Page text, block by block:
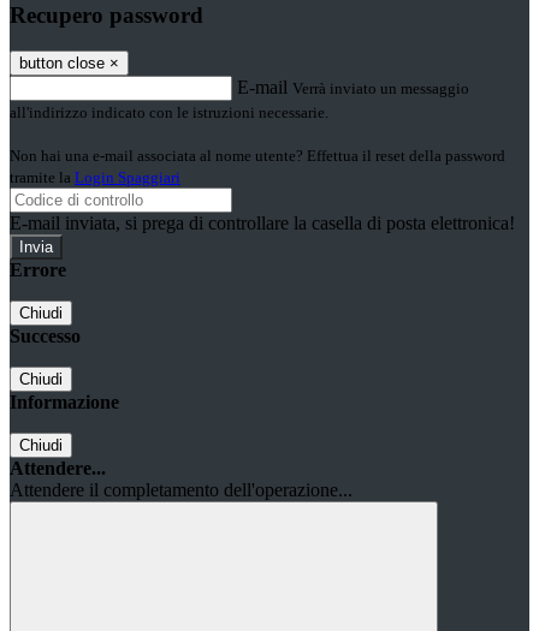
Recupero password
button close ×
E-mail Verrà inviato un messaggio
all'indirizzo indicato con le istruzioni necessarie.
Non hai una e-mail associata al nome utente? Effettua il reset della password
tramite la Login Spaggiari
E-mail inviata, si prega di controllare la casella di posta elettronica!
Errore
Chiudi
Successo
Chiudi
Informazione
Chiudi
Attendere...
Attendere il completamento dell'operazione...